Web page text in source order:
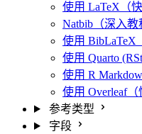
使用 LaTeX（
Natbib（深入教
使用 BibLaTeX
使用 Quarto
使用 R
使用 Overleaf（
参考类型
字段